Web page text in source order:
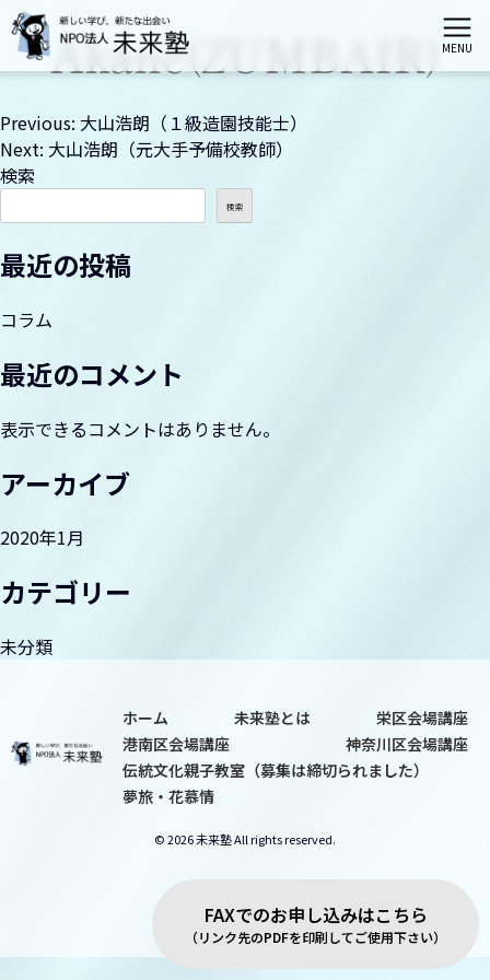
未来塾とは
栄区会場講座
港南区会場講座
神奈川区会場講座
夢旅・花慕情
MENU
Akane(ZUMBAIR)
投
稿
ビ
ゲ
ー
シ
ン
Previous: 大山浩朗（１級造園技能士）
Next: 大山浩朗（元大手予備校教師）
検索
検索
最近の投稿
コラム
最近のコメント
表示できるコメントはありません。
アーカイブ
2020年1月
カテゴリー
未分類
ホーム 未来塾とは
栄区会場講座
港南区会場講座
神奈川区会場講座
伝統文化親子教室（募集は締切られました）
夢旅・花慕情
© 2026 未来塾 All rights reserved.
FAXでのお申し込みはこちら
（リンク先のPDFを印刷してご使用下さい）